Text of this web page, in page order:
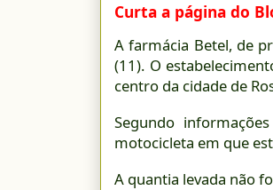
Curta a página do
A farmácia Betel, de
(11). O
centro da cidade de
Segundo
motocicleta em que
A quantia levada não